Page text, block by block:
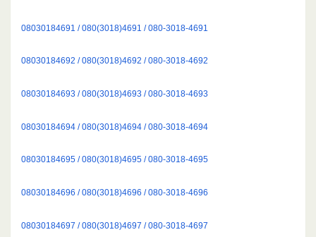
08030184691 / 080(3018)4691 / 080-3018-4691
08030184692 / 080(3018)4692 / 080-3018-4692
08030184693 / 080(3018)4693 / 080-3018-4693
08030184694 / 080(3018)4694 / 080-3018-4694
08030184695 / 080(3018)4695 / 080-3018-4695
08030184696 / 080(3018)4696 / 080-3018-4696
08030184697 / 080(3018)4697 / 080-3018-4697